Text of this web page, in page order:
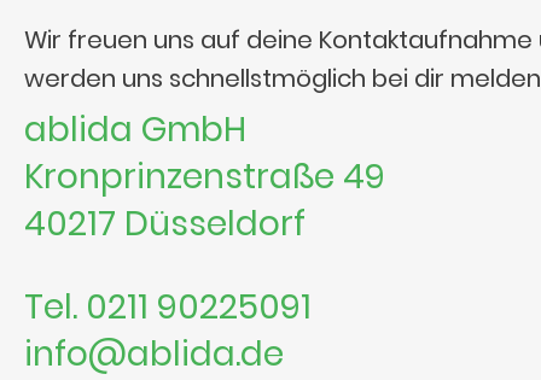
Wir freuen uns auf deine Kontaktaufnahme
werden uns schnellstmöglich bei dir
ablida GmbH
Kronprinzenstraße 49
40217 Düsseldorf
Tel. 0211 90225091
info@ablida.de